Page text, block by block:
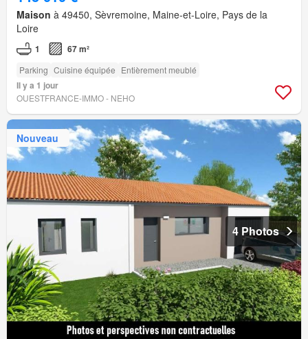
Maison à 49450, Sèvremoine, Maine-et-Loire, Pays de la
Loire
1 67 m²
Parking Cuisine équipée Entièrement meublé
Il y a 1 jour
OUESTFRANCE-IMMO - NEHO
Nouveau
4 Photos